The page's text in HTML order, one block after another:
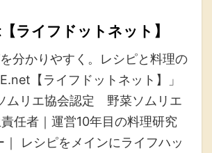
ライフドットネット】
分かりやすく。レシピと料理の
【ライフドットネット】」
ムリエ協会認定 野菜ソムリエ
責任者｜運営10年目の料理研究
｜ レシピをメインにライフハッ